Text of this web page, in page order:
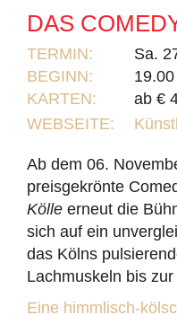
DAS
TERMIN:
Sa.
BEGINN:
KARTEN:
ab €
WEBSEITE:
Ab dem 06.
preisgekrönte
Kölle erneut die
sich auf ein
das Kölns
Lachmuskeln bis
Eine himmlisch-